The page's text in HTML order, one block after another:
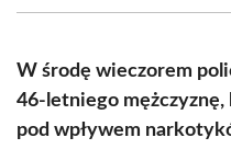
(Twitter)
W środę wieczorem
46-letniego
pod wpływem